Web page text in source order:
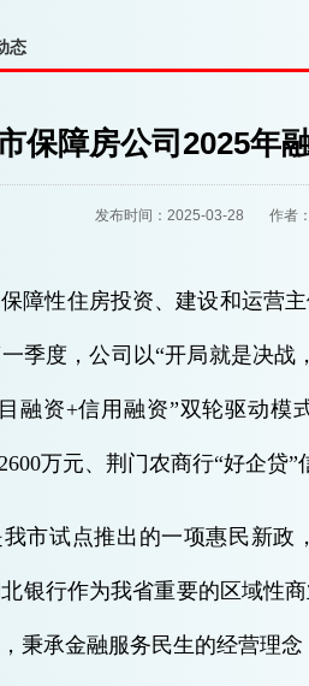
态
保障房公司2025年
发布时间：2025-03-28 作者
障性住房投资、建设和运营
季度，公司以“开局就是决
融资+信用融资”双轮驱动模
万元、荆门农商行“好企贷”
市试点推出的一项惠民新
银行作为我省重要的区域性
秉承金融服务民生的经营理